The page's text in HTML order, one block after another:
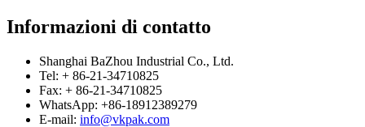
Informazioni di contatto
Shanghai BaZhou Industrial Co., Ltd.
Tel: + 86-21-34710825
Fax: + 86-21-34710825
WhatsApp: +86-18912389279
E-mail: info@vkpak.com